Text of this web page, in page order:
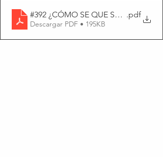
#392 ¿CÓMO SE QUE SOY PARTE
.pdf
Descargar PDF • 195KB